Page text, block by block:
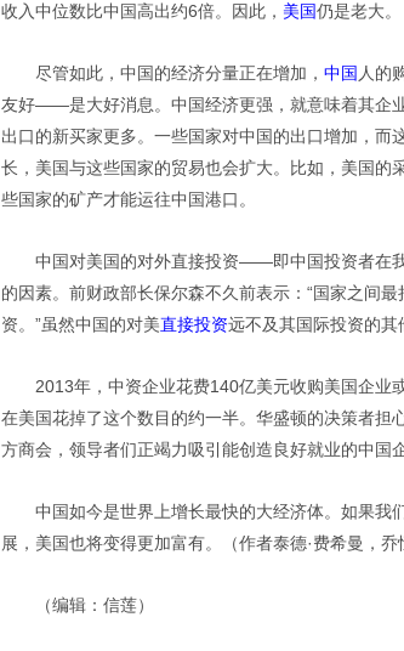
收入中位数比中国高出约6倍。因此， 美国仍是老大。
尽管如此，中国的经济分量正在增加， 中国 人的
友好——是大好消息。中国经济更强，就意味着其企
出口的新买家更多。一些国家对中国的出口增加，
长，美国与这些国家的贸易也会扩大。比如，美国的
些国家的矿产才能运往中国港口。
中国对美国的对外直接投资——即中国投资者在
的因素。前财政部长保尔森不久前表示：“国家之间
资。”虽然中国的对美直接投资远不及其国际投资的其
2013年，中资企业花费140亿美元收购美国企业
在美国花掉了这个数目的约一半。华盛顿的决策者担
方商会，领导者们正竭力吸引能创造良好就业的中国企
中国如今是世界上增长最快的大经济体。如果我
展，美国也将变得更加富有。（作者泰德·费希曼，乔
（编辑：信莲）